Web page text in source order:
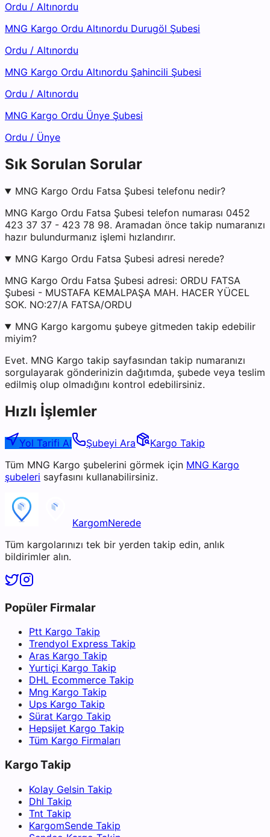
Ordu / Altınordu
MNG Kargo Ordu Altınordu Durugöl Şubesi
Ordu / Altınordu
MNG Kargo Ordu Altınordu Şahincili Şubesi
Ordu / Altınordu
MNG Kargo Ordu Ünye Şubesi
Ordu / Ünye
Sık Sorulan Sorular
MNG Kargo Ordu Fatsa Şubesi telefonu nedir?
MNG Kargo Ordu Fatsa Şubesi telefon numarası 0452
423 37 37 - 423 78 98. Aramadan önce takip numaranızı
hazır bulundurmanız işlemi hızlandırır.
MNG Kargo Ordu Fatsa Şubesi adresi nerede?
MNG Kargo Ordu Fatsa Şubesi adresi: ORDU FATSA
Şubesi - MUSTAFA KEMALPAŞA MAH. HACER YÜCEL
SOK. NO:27/A FATSA/ORDU
MNG Kargo kargomu şubeye gitmeden takip edebilir
miyim?
Evet. MNG Kargo takip sayfasından takip numaranızı
sorgulayarak gönderinizin dağıtımda, şubede veya teslim
edilmiş olup olmadığını kontrol edebilirsiniz.
Hızlı İşlemler
Yol Tarifi Al Şubeyi Ara
Kargo Takip
Tüm MNG Kargo şubelerini görmek için MNG Kargo
şubeleri sayfasını kullanabilirsiniz.
KargomNerede
Tüm kargolarınızı tek bir yerden takip edin, anlık
bildirimler alın.
Popüler Firmalar
Ptt Kargo Takip
Trendyol Express Takip
Aras Kargo Takip
Yurtiçi Kargo Takip
DHL Ecommerce Takip
Mng Kargo Takip
Ups Kargo Takip
Sürat Kargo Takip
Hepsijet Kargo Takip
Tüm Kargo Firmaları
Kargo Takip
Kolay Gelsin Takip
Dhl Takip
Tnt Takip
KargomSende Takip